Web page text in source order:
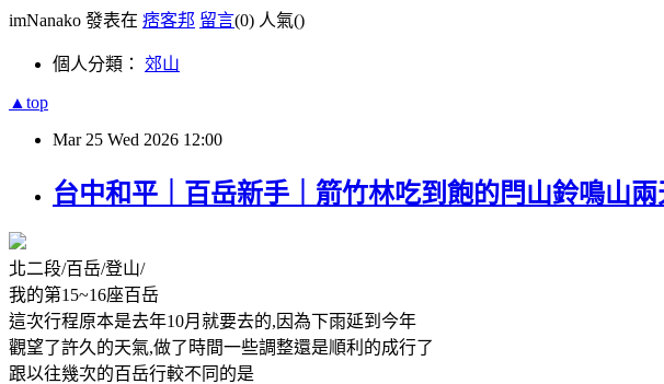
imNanako 發表在 痞客邦 留言(0) 人氣()
個人分類： 郊山
▲top
Mar 25 Wed 2026 12:00
台中和平｜百岳新手｜箭竹林吃到飽的閂山鈴鳴山
北二段/百岳/登山/
我的第15~16座百岳
這次行程原本是去年10月就要去的,因為下雨延到今年
觀望了許久的天氣,做了時間一些調整還是順利的成行了
跟以往幾次的百岳行較不同的是